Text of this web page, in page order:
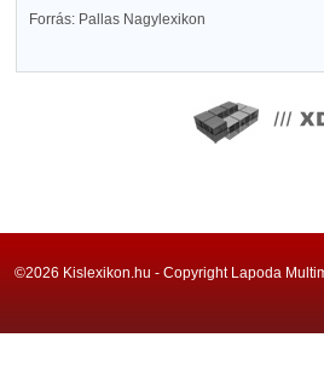
Forrás: Pallas Nagylexikon
©2026 Kislexikon.hu - Copyright Lapoda